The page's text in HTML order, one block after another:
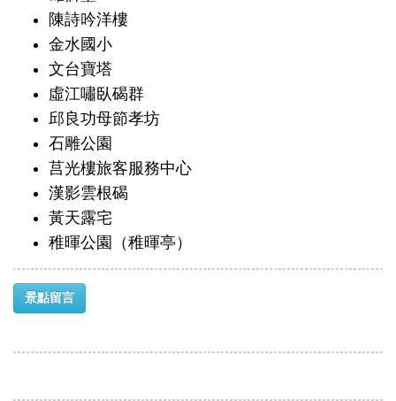
陳詩吟洋樓
金水國小
文台寶塔
虛江嘯臥碣群
邱良功母節孝坊
石雕公園
莒光樓旅客服務中心
漢影雲根碣
黃天露宅
稚暉公園（稚暉亭）
景點留言